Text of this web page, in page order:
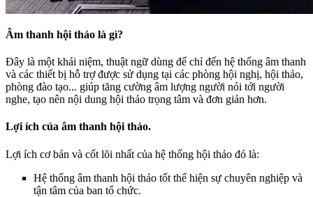
Âm thanh hội thảo là gì?
Đây là một khái niệm, thuật ngữ dùng để chỉ đến hệ thống âm thanh
và các thiết bị hỗ trợ được sử dụng tại các phòng hội nghị, hội thảo,
phòng đào tạo... giúp tăng cường âm lượng người nói tới người
nghe, tạo nên nội dung hội thảo trọng tâm và đơn giản hơn.
Lợi ích của âm thanh hội thảo.
Lợi ích cơ bản và cốt lõi nhất của hệ thống hội thảo đó là:
Hệ thống âm thanh hội thảo tốt thể hiện sự chuyên nghiệp và
tận tâm của ban tổ chức.